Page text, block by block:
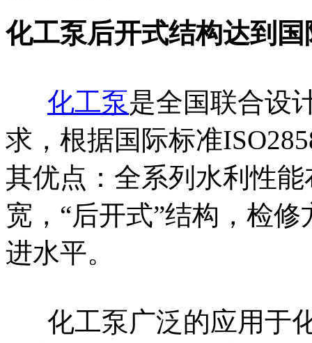
化工泵后开式结构达到
化工泵是全国联合设
求，根据国际标准
其优点：全系列水利性
宽，“后开式”结构，检
进水平。
化工泵广泛的应用于